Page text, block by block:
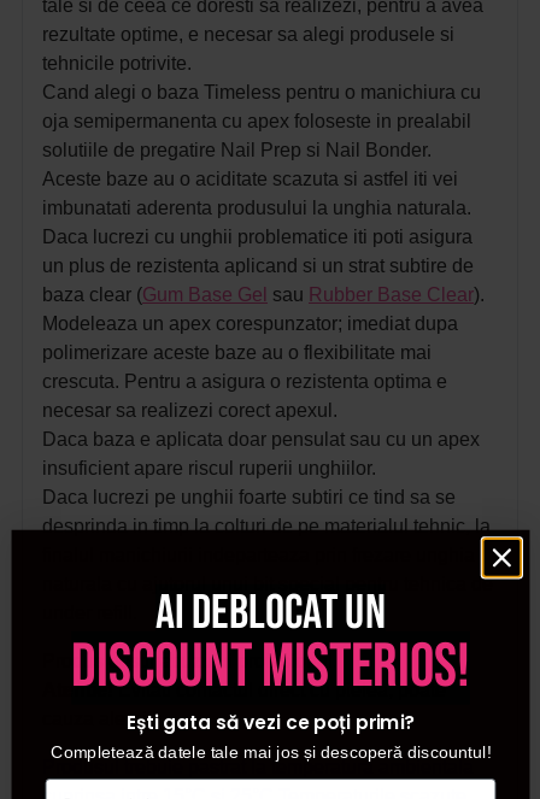
tale si de ceea ce doresti sa realizezi, pentru a avea
rezultate optime, e necesar sa alegi produsele si
tehnicile potrivite.
Cand alegi o baza Timeless pentru o manichiura cu
oja semipermanenta cu apex foloseste in prealabil
solutiile de pregatire Nail Prep si Nail Bonder.
Aceste baze au o aciditate scazuta si astfel iti vei
imbunatati aderenta produsului la unghia naturala.
Daca lucrezi cu unghii problematice iti poti asigura
un plus de rezistenta aplicand si un strat subtire de
baza clear (Gum Base Gel sau Rubber Base Clear).
Modeleaza un apex corespunzator; imediat dupa
polimerizare aceste baze au o flexibilitate mai
crescuta. Pentru a asigura o rezistenta optima e
necesar sa realizezi corect apexul.
Daca baza e aplicata doar pensulat sau cu un apex
insuficient apare riscul ruperii unghiilor.
Daca lucrezi pe unghii foarte subtiri ce tind sa se
desprinda in timp la colturi de pe materialul tehnic, la
naturala cu ajutorul unui bit special pentru tehnica de
Produs destinat uzului profesional.
Atentie!Evitati contactul direct cu pielea, poate
cauza alergii!
Produsul trebuie pastrat la temperatura ambientala
Ai deblocat un
discount misterios!
Ești gata să vezi ce poți primi?
Completează datele tale mai jos și descoperă discountul!